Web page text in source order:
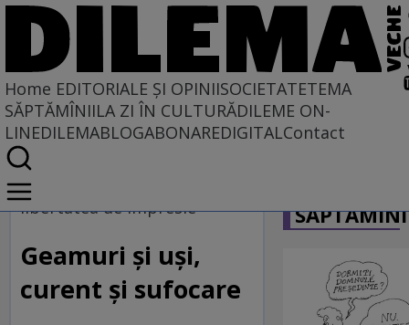
Home EDITORIALE ȘI OPINIISOCIETATETEMA
SĂPTĂMÎNIILA ZI ÎN CULTURĂDILEME ON-
LINEDILEMABLOGABONAREDIGITALContact
Home
EDITORIALE ȘI OPINII
libertatea de impresie
Geamuri şi uşi,
curent şi sufocare